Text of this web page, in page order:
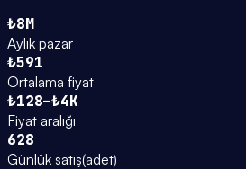
₺8M
Aylık pazar
₺591
Ortalama fiyat
₺128–₺4K
Fiyat aralığı
628
Günlük satış(adet)